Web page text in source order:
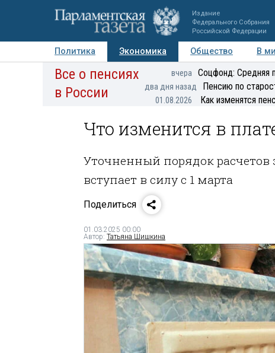
Издание
Федерального Собрания
Российской Федерации
Политика Экономика Общество В
Авторы Персоны Мнения Регионы
Все о пенсиях
в России
вчера Соцфонд: Средняя
два дня назад Пенсию по
01.08.2026 Как изменятся
Что изменится в
Уточненный порядок
вступает в силу с 1 марта
Поделиться
01.03.2025 00:00
Автор: Татьяна Шишкина